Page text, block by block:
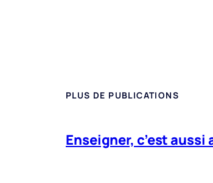
PLUS DE PUBLICATIONS
Enseigner, c’est